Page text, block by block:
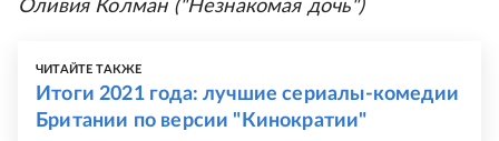
Оливия Колман ("Незнакомая дочь")
ЧИТАЙТЕ ТАКЖЕ
Итоги 2021 года: лучшие сериалы-комедии
Британии по версии "Кинократии"